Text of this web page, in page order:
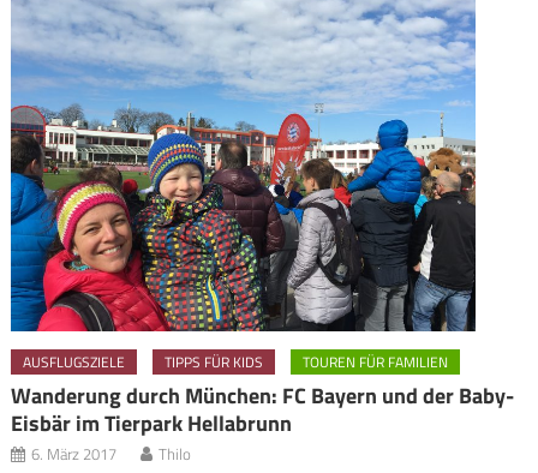
AUSFLUGSZIELE TIPPS FÜR KIDS TOUREN FÜR FAMILIEN
Wanderung durch München: FC Bayern und der Baby-
Eisbär im Tierpark Hellabrunn
6. März 2017 Thilo